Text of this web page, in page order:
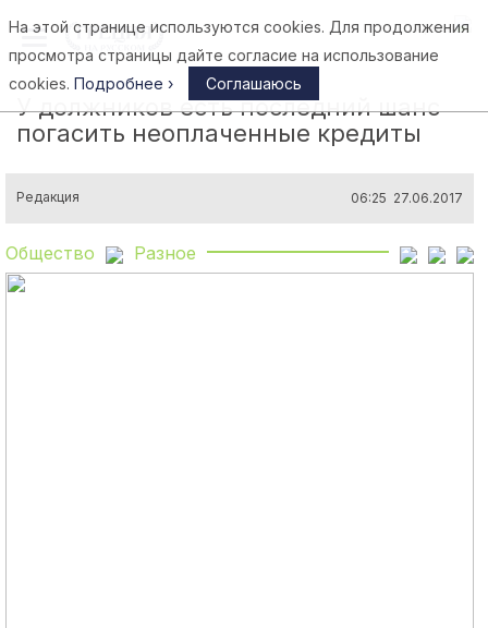
Афины
У должников есть последний шанс
погасить неоплаченные кредиты
Редакция 06:25 27.06.2017
Общество Разное
На этой странице используются cookies. Для продолжения
просмотра страницы дайте согласие на использование
cookies. Подробнее › Соглашаюсь